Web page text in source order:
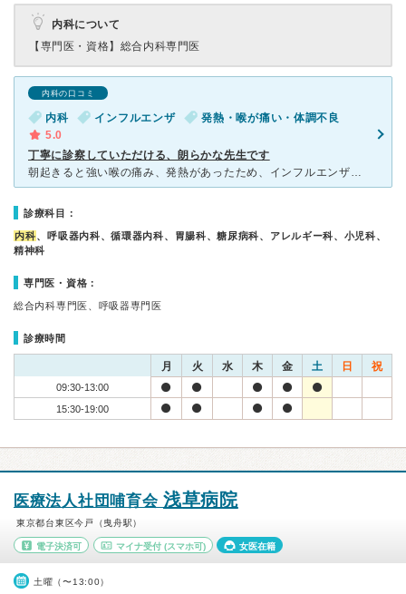
内科について
【専門医・資格】 総合内科専門医
内科の口コミ
内科 インフルエンザ
発熱・喉が痛い・体調不良
5.0
丁寧に診察していただける、朗らかな先生です
朝起きると強い喉の痛み、発熱があったため、インフルエンザの検査をするために診察していただきました。 爆発的に流行中だったためか、待ち時間は2時間と少し長かったですが、診察はとてもスムーズで丁寧。イン
診療科目：
内科、呼吸器内科、循環器内科、胃腸科、糖尿病科、アレルギー科、小児科、
精神科
専門医・資格：
総合内科専門医、呼吸器専門医
診療時間
月 火 水 木 金 土 日 祝
09:30-13:00
15:30-19:00
医療法人社団哺育会 浅草病院
東京都台東区今戸（曳舟駅）
電子決済可 マイナ受付(スマホ可) 女医在籍
土曜（〜13:00）